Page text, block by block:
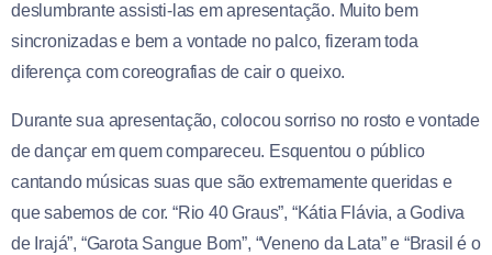
deslumbrante assisti-las em apresentação. Muito bem
sincronizadas e bem a vontade no palco, fizeram toda
diferença com coreografias de cair o queixo.
Durante sua apresentação, colocou sorriso no rosto e vontade
de dançar em quem compareceu. Esquentou o público
cantando músicas suas que são extremamente queridas e
que sabemos de cor. “Rio 40 Graus”, “Kátia Flávia, a Godiva
de Irajá”, “Garota Sangue Bom”, “Veneno da Lata” e “Brasil é o